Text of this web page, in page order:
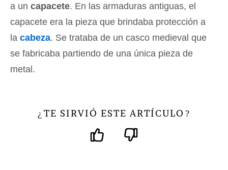
a un capacete. En las armaduras antiguas, el
capacete era la pieza que brindaba protección a
la cabeza. Se trataba de un casco medieval que
se fabricaba partiendo de una única pieza de
metal.
¿ TE SIRVIÓ ESTE ARTÍCULO ?